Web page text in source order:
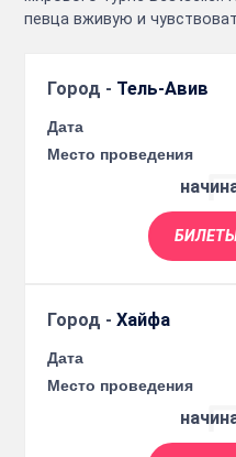
певца вживую и
Город - Тель-Авив
Дата
Место проведения
Город - Хайфа
Дата
Место проведения